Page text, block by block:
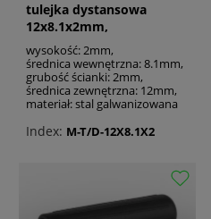
tulejka dystansowa
12x8.1x2mm,
galwanizowana
wysokość: 2mm,
średnica wewnętrzna: 8.1mm,
grubość ścianki: 2mm,
średnica zewnętrzna: 12mm,
materiał: stal galwanizowana
Index: M-T/D-12X8.1X2